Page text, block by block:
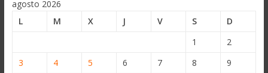
agosto 2026
L
M X J V S
D
1
2
3
4 5 6 7 8
9